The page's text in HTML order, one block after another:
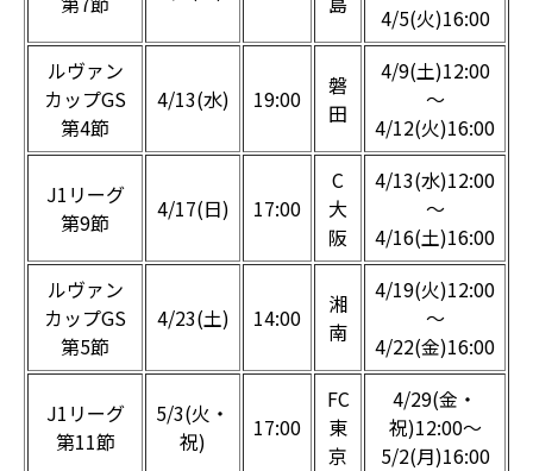
4/5(火)16:00
ルヴァン
カップGS
第4節
4/13(水) 19:00
磐
田
4/9(土)12:00
～
4/12(火)16:00
J1リーグ
第9節
4/17(日) 17:00
C
大
阪
4/13(水)12:00
～
4/16(土)16:00
ルヴァン
カップGS
第5節
4/23(土) 14:00
湘
南
4/19(火)12:00
～
4/22(金)16:00
J1リーグ
第11節
5/3(火・
祝)
17:00
FC
東
京
4/29(金・
祝)12:00～
5/2(月)16:00